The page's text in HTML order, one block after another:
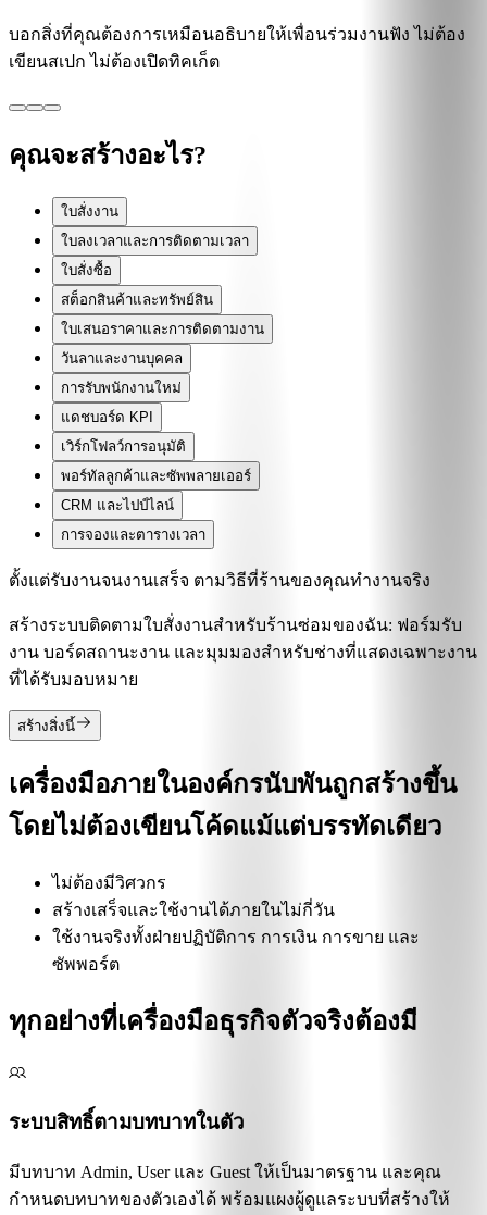
บอกสิ่งที่คุณต้องการเหมือนอธิบายให้เพื่อนร่วมงานฟัง ไม่ต้อง
เขียนสเปก ไม่ต้องเปิดทิคเก็ต
คุณจะสร้างอะไร?
ใบสั่งงาน
ใบลงเวลาและการติดตามเวลา
ใบสั่งซื้อ
สต็อกสินค้าและทรัพย์สิน
ใบเสนอราคาและการติดตามงาน
วันลาและงานบุคคล
การรับพนักงานใหม่
แดชบอร์ด KPI
เวิร์กโฟลว์การอนุมัติ
พอร์ทัลลูกค้าและซัพพลายเออร์
CRM และไปป์ไลน์
การจองและตารางเวลา
ตั้งแต่รับงานจนงานเสร็จ ตามวิธีที่ร้านของคุณทำงานจริง
สร้างระบบติดตามใบสั่งงานสำหรับร้านซ่อมของฉัน: ฟอร์มรับ
งาน บอร์ดสถานะงาน และมุมมองสำหรับช่างที่แสดงเฉพาะงาน
ที่ได้รับมอบหมาย
สร้างสิ่งนี้
เครื่องมือภายในองค์กรนับพันถูกสร้างขึ้น
โดยไม่ต้องเขียนโค้ดแม้แต่บรรทัดเดียว
ไม่ต้องมีวิศวกร
สร้างเสร็จและใช้งานได้ภายในไม่กี่วัน
ใช้งานจริงทั้งฝ่ายปฏิบัติการ การเงิน การขาย และ
ซัพพอร์ต
ทุกอย่างที่เครื่องมือธุรกิจตัวจริงต้องมี
ระบบสิทธิ์ตามบทบาทในตัว
มีบทบาท Admin, User และ Guest ให้เป็นมาตรฐาน และคุณ
กำหนดบทบาทของตัวเองได้ พร้อมแผงผู้ดูแลระบบที่สร้างให้